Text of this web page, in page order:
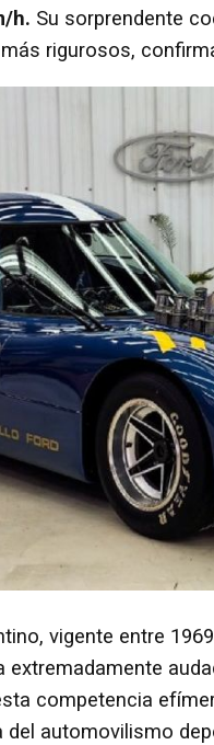
h. Su sorprendente
rigurosos,
vigente entre
competencia
automovilismo